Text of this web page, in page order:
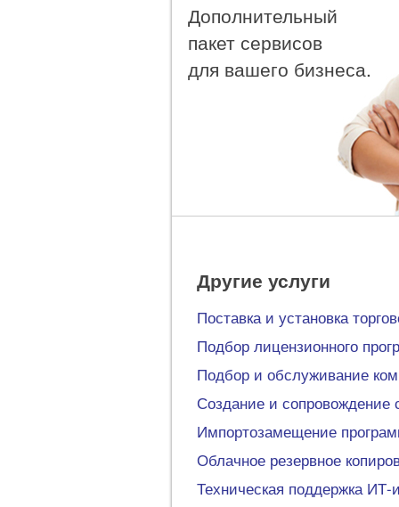
Дополнительный
пакет сервисов
для вашего бизнеса.
Другие услуги
Поставка и установка
Подбор лицензионного
Подбор и обслуживание
Создание и сопровождение
Импортозамещение
Облачное резервное
Техническая поддержка ИТ-